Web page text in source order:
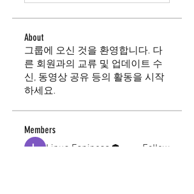
About
그룹에 오신 것을 환영합니다. 다
른 회원과의 교류 및 업데이트 수
신, 동영상 공유 등의 활동을 시작
하세요.
Members
Linus Espinosa
Follow